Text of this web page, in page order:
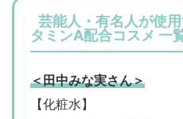
芸能人・有名人が使
タミンA配合コスメ 一
＜田中みな実さん＞
【化粧水】